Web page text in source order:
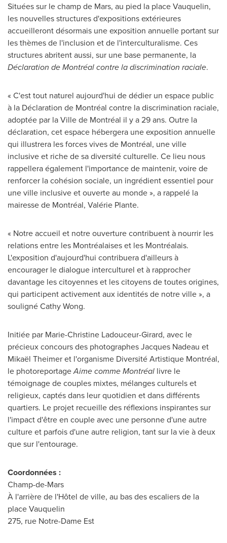
Situées sur le champ de Mars, au pied la place Vauquelin,
les nouvelles structures d'expositions extérieures
accueilleront désormais une exposition annuelle portant sur
les thèmes de l'inclusion et de l'interculturalisme. Ces
structures abritent aussi, sur une base permanente, la
Déclaration de Montréal contre la discrimination raciale.
« C'est tout naturel aujourd'hui de dédier un espace public
à la Déclaration de Montréal contre la discrimination raciale,
adoptée par la Ville de Montréal il y a 29 ans. Outre la
déclaration, cet espace hébergera une exposition annuelle
qui illustrera les forces vives de Montréal, une ville
inclusive et riche de sa diversité culturelle. Ce lieu nous
rappellera également l'importance de maintenir, voire de
renforcer la cohésion sociale, un ingrédient essentiel pour
une ville inclusive et ouverte au monde », a rappelé la
mairesse de Montréal, Valérie Plante.
« Notre accueil et notre ouverture contribuent à nourrir les
relations entre les Montréalaises et les Montréalais.
L'exposition d'aujourd'hui contribuera d'ailleurs à
encourager le dialogue interculturel et à rapprocher
davantage les citoyennes et les citoyens de toutes origines,
qui participent activement aux identités de notre ville », a
soulignéCathy Wong.
Initiée par Marie-Christine Ladouceur-Girard, avec le
précieux concours des photographesJacques Nadeau et
Mikaël Theimer et l'organisme Diversité Artistique Montréal,
le photoreportageAime comme Montréal livre le
témoignage de couples mixtes, mélanges culturels et
religieux, captés dans leur quotidien et dans différents
quartiers. Le projet recueille des réflexions inspirantes sur
l'impact d'être en couple avec une personne d'une autre
culture et parfois d'une autre religion, tant sur la vie à deux
que sur l'entourage.
Coordonnées :
Champ-de-Mars
À l'arrière de l'Hôtel de ville, au bas des escaliers de la
place Vauquelin
275, rue Notre-Dame Est